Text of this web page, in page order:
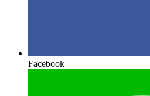
Facebook